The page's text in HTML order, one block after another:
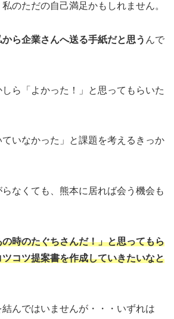
のただの自己満足かもしれません。
から企業さんへ送る手紙だと思う んで
ら「よかった！」と思ってもらいた
ていなかった」と課題を考えるきっか
なくても、熊本に居れば会う機会も
時のたぐちさんだ！」と思ってもら
コツ提案書を作成していきたいなと
結んではいませんが・・・いずれは